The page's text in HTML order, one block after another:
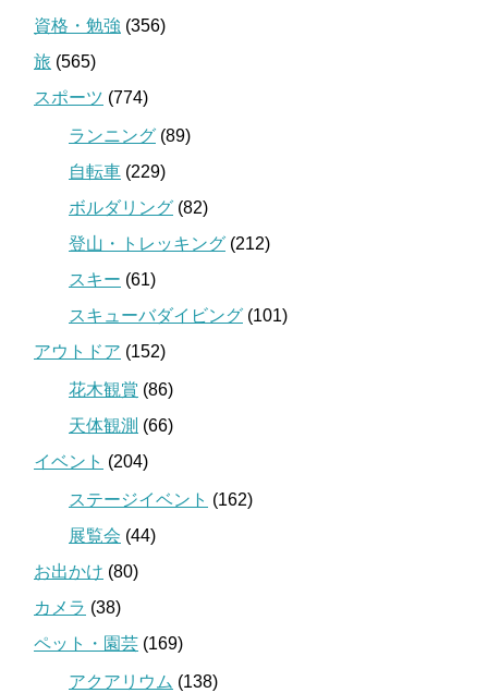
資格・勉強 (356)
旅 (565)
スポーツ (774)
ランニング (89)
自転車 (229)
ボルダリング (82)
登山・トレッキング (212)
スキー (61)
スキューバダイビング (101)
アウトドア (152)
花木観賞 (86)
天体観測 (66)
イベント (204)
ステージイベント (162)
展覧会 (44)
お出かけ (80)
カメラ (38)
ペット・園芸 (169)
アクアリウム (138)